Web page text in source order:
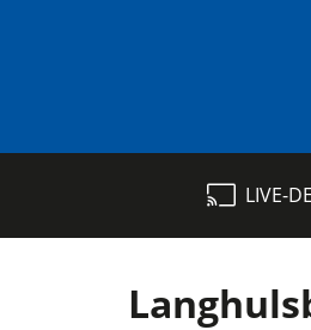
Fræsere
LIVE-